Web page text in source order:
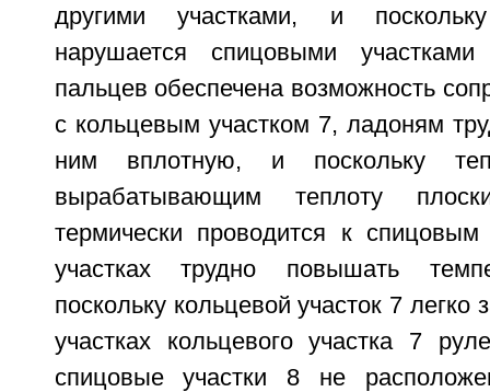
другими участками, и
нарушается спицовыми
пальцев обеспечена возможность
с кольцевым участком 7, ладоням
ним вплотную, и поскольку
вырабатывающим теплоту
термически проводится к
участках трудно повышать
поскольку кольцевой участок 7 легко
участках кольцевого участка 7
спицовые участки 8 не